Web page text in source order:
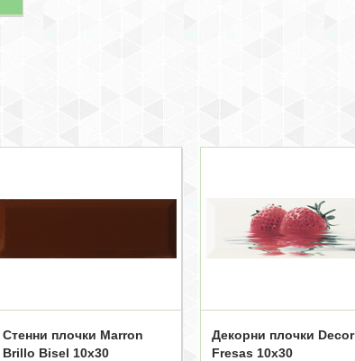
Стенни плочки Marron
Brillo Bisel 10x30
Декорни плочки Decor
Fresas 10x30